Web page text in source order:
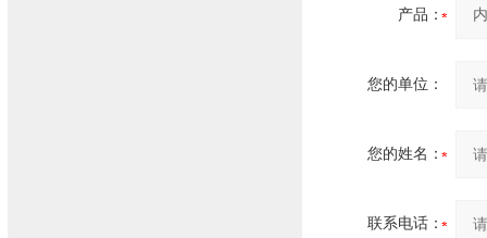
产品：
您的单位：
您的姓名：
联系电话：